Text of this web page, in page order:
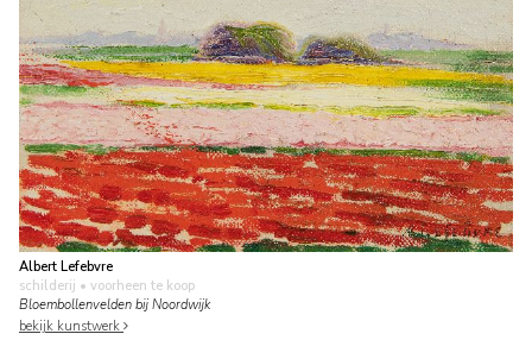
Albert Lefebvre
schilderij • voorheen te koop
Bloembollenvelden bij Noordwijk
bekijk kunstwerk